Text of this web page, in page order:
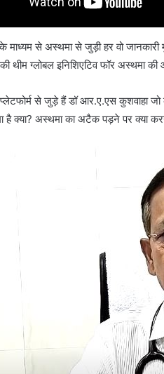
माध्यम से अस्थमा से जुड़ी हर वो
थीम ग्लोबल इनिशिएटिव फॉर अस्थमा
प्लेटफोर्म से जुड़े हैं डॉ आर.ए.एस कुशवाहा
क्या? अस्थमा का अटैक पड़ने पर क्या